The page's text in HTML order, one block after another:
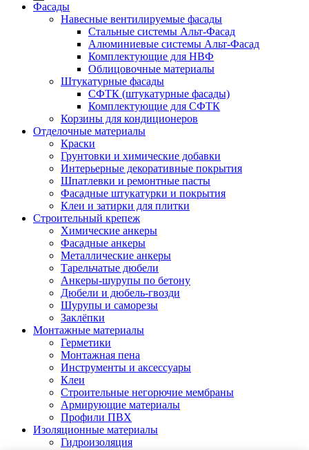
Фасады
Навесные вентилируемые фасады
Стальные системы Альт-Фасад
Алюминиевые системы Альт-Фасад
Комплектующие для НВФ
Облицовочные материалы
Штукатурные фасады
СФТК (штукатурные фасады)
Комплектующие для СФТК
Корзины для кондиционеров
Отделочные материалы
Краски
Грунтовки и химические добавки
Интерьерные декоративные покрытия
Шпатлевки и ремонтные пасты
Фасадные штукатурки и покрытия
Клеи и затирки для плитки
Строительный крепеж
Химические анкеры
Фасадные анкеры
Металлические анкеры
Тарельчатые дюбели
Анкеры-шурупы по бетону
Дюбели и дюбель-гвозди
Шурупы и саморезы
Заклёпки
Монтажные материалы
Герметики
Монтажная пена
Инструменты и аксессуары
Клеи
Строительные негорючие мембраны
Армирующие материалы
Профили ПВХ
Изоляционные материалы
Гидроизоляция